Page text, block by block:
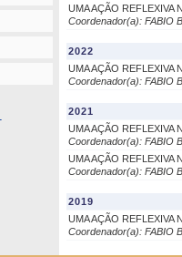
UMA AÇÃO REFLEXIVA
Coordenador(a): FABIO
2022
UMA AÇÃO REFLEXIVA
Coordenador(a): FABIO
2021
UMA AÇÃO REFLEXIVA
Coordenador(a): FABIO
UMA AÇÃO REFLEXIVA
Coordenador(a): FABIO
2019
UMA AÇÃO REFLEXIVA
Coordenador(a): FABIO